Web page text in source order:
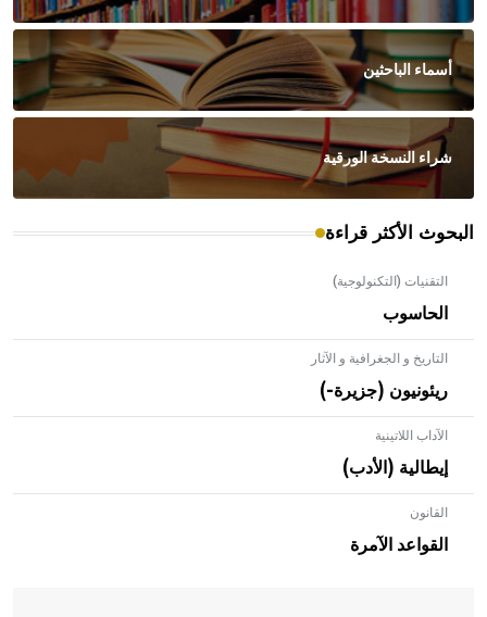
أسماء الباحثين
شراء النسخة الورقية
البحوث الأكثر قراءة
التقنيات (التكنولوجية)
الحاسوب
التاريخ و الجغرافية و الآثار
ريئونيون (جزيرة-)
الآداب اللاتينية
إيطالية (الأدب)
القانون
القواعد الآمرة
- هل تعلم أن الأبلق نوع من الفنون الهندسية التي ارتبطت
بالعمارة الإسلامية في بلاد الشام ومصر خاصة، حيث يحرص
المعمار على بناء مداميكه وخاصة في الواجهات